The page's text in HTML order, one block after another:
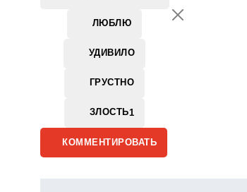
ЛЮБЛЮ
УДИВИЛО
ГРУСТНО
ЗЛОСТЬ1
КОММЕНТИРОВАТЬ